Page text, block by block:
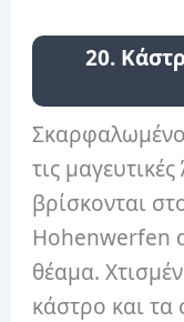
20.
τις
βρίσκονται
Hohenwerfen
θέαμα.
κάστρο και τα